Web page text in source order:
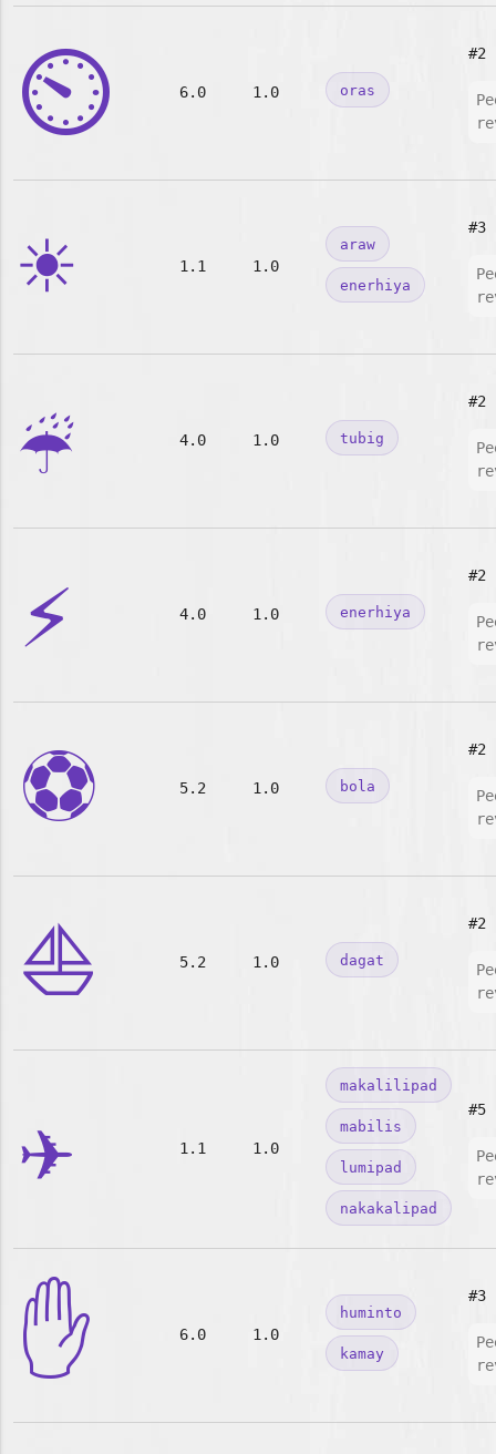
⏲️ 6.0 1.0 oras
#2
☀️ 1.1 1.0
araw
enerhiya
#3
☔ 4.0 1.0 tubig
#2
⚡ 4.0 1.0 enerhiya
#2
⚽ 5.2 1.0 bola
#2
⛵ 5.2 1.0 dagat
#2
✈️ 1.1 1.0
makalilipad
mabilis
lumipad
nakakalipad
#5
✋ 6.0 1.0
huminto
kamay
#3